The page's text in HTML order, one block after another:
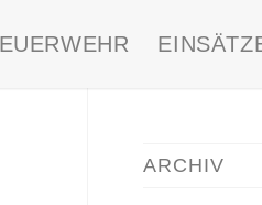
ARCHIV